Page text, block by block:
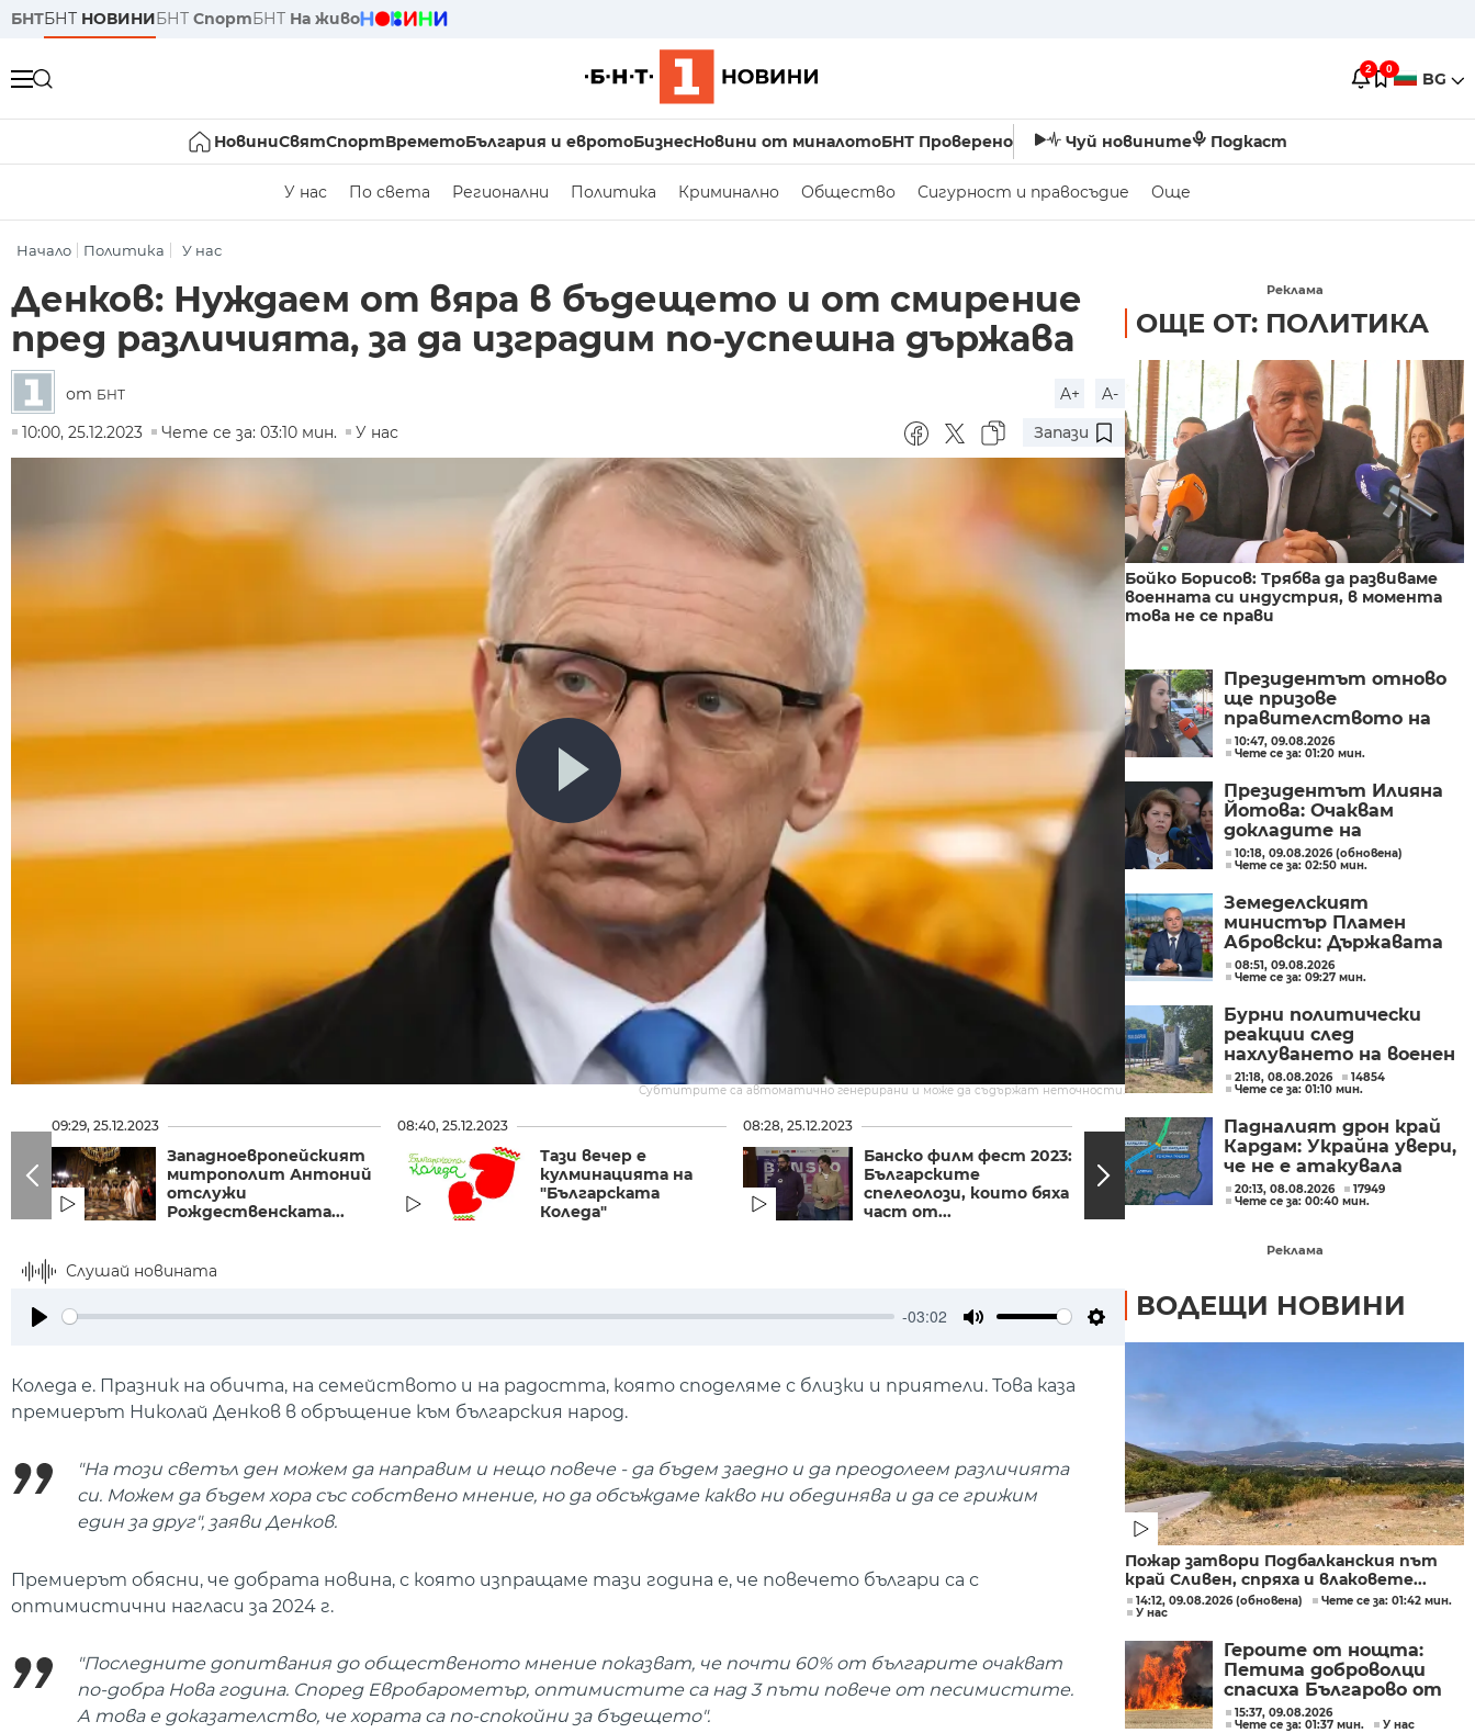
БНТБНТ НОВИНИБНТ СпортБНТ На живо
2 0 BG
НовиниСвятСпортВреметоБългария и евротоБизнесНовини от миналотоБНТ Проверено Чуй новините Подкаст
У нас По света Регионални Политика Криминално Общество Сигурност и правосъдие Още
Начало Политика У нас
Денков: Нуждаем от вяра в бъдещето и от смирение
пред различията, за да изградим по-успешна държава
от БНТ A+
A-
10:00, 25.12.2023
Чете се за: 03:10 мин. У нас Запази
Субтитрите са автоматично генерирани и може да съдържат неточности.
09:29, 25.12.2023
Западноевропейският
митрополит Антоний
отслужи
Рождественската...
08:40, 25.12.2023
Тази вечер е
кулминацията на
"Българската
Коледа"
08:28, 25.12.2023
Банско филм фест 2023:
Българските
спелеолози, които бяха
част от...
21:55, 24.12.2023
"Истории от
Олимпийските
игри" брой 2
21:55,
Слушай новината
-03:02
Settings
​Коледа е. Празник на обичта, на семейството и на радостта, която споделяме с близки и приятели. Това каза
премиерът Николай Денков в обръщение към българския народ.
"На този светъл ден можем да направим и нещо повече - да бъдем заедно и да преодолеем различията
си. Можем да бъдем хора със собствено мнение, но да обсъждаме какво ни обединява и да се грижим
един за друг", заяви Денков.
Премиерът обясни, че добрата новина, с която изпращаме тази година е, че повечето българи са с
оптимистични нагласи за 2024 г.
"Последните допитвания до общественото мнение показват, че почти 60% от българите очакват
по-добра Нова година. Според Евробарометър, оптимистите са над 3 пъти повече от песимистите.
А това е доказателство, че хората са по-спокойни за бъдещето".
Реклама
ОЩЕ ОТ: ПОЛИТИКА
Бойко Борисов: Трябва да развиваме
военната си индустрия, в момента
това не се прави
Президентът отново
ще призове
правителството на
Северна Македония да
съдейства за
Михайлова
10:47, 09.08.2026
Чете се за: 01:20 мин.
Президентът Илияна
Йотова: Очаквам
докладите на
службите какъв е
дронът и каква е била
10:18, 09.08.2026 (обновена)
Чете се за: 02:50 мин.
Земеделският
министър Пламен
Абровски: Държавата
трябва да засили
контрола върху вноса
08:51, 09.08.2026
Чете се за: 09:27 мин.
Бурни политически
реакции след
нахлуването на военен
дрон във въздушното
ни пространство
21:18, 08.08.2026
14854
Чете се за: 01:10 мин.
Падналият дрон край
Кардам: Украйна увери,
че не е атакувала
умишлено България и
обеща разследване
20:13, 08.08.2026
17949
Чете се за: 00:40 мин.
Реклама
ВОДЕЩИ НОВИНИ
Пожар затвори Подбалканския път
край Сливен, спряха и влаковете...
14:12, 09.08.2026 (обновена)
Чете се за: 01:42 мин.
У нас
Героите от нощта:
Петима доброволци
спасиха Българово от
огнен капан
15:37, 09.08.2026
Чете се за: 01:37 мин.
У нас